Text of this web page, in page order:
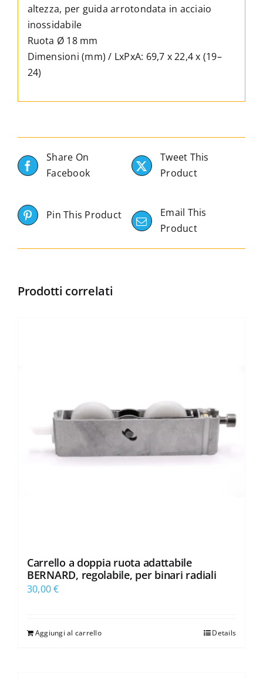
altezza, per guida arrotondata in acciaio
inossidabile
Ruota Ø 18 mm
Dimensioni (mm) / LxPxA: 69,7 x 22,4 x (19–
24)
Share On
Facebook
Tweet This
Product
Pin This Product
Email This
Product
Prodotti correlati
Carrello a doppia ruota adattabile
BERNARD, regolabile, per binari radiali
30,00€
Aggiungi al carrello Details